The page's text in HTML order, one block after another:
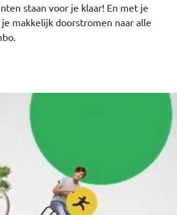
staan voor je klaar! En met je
makkelijk doorstromen naar alle